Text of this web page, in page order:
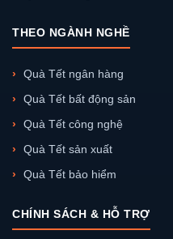
THEO NGÀNH NGHỀ
Quà Tết ngân hàng
Quà Tết bất động sản
Quà Tết công nghệ
Quà Tết sản xuất
Quà Tết bảo hiểm
CHÍNH SÁCH & HỖ TRỢ